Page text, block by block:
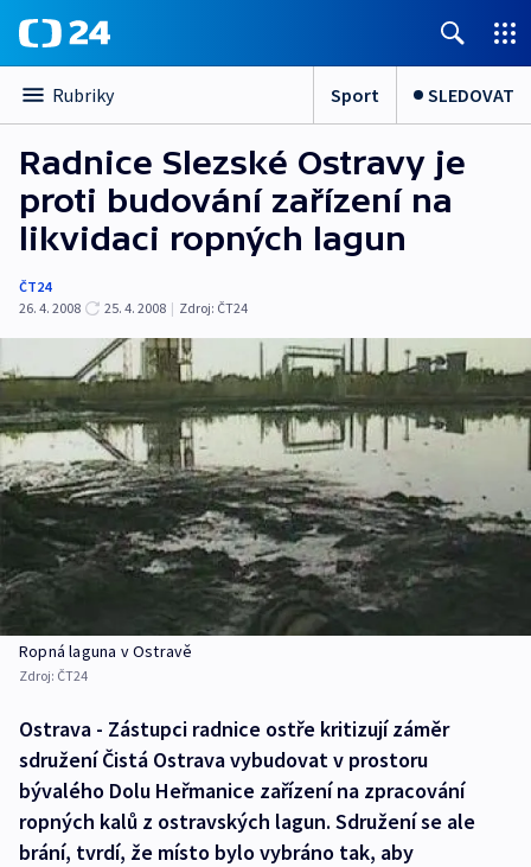
Rubriky Sport SLEDOVAT
Radnice Slezské Ostravy je
proti budování zařízení na
likvidaci ropných lagun
ČT24
26. 4. 2008
25. 4. 2008 | Zdroj: ČT24
Ropná laguna v Ostravě
Zdroj: ČT24
Ostrava - Zástupci radnice ostře kritizují záměr
sdružení Čistá Ostrava vybudovat v prostoru
bývalého Dolu Heřmanice zařízení na zpracování
ropných kalů z ostravských lagun. Sdružení se ale
brání, tvrdí, že místo bylo vybráno tak, aby